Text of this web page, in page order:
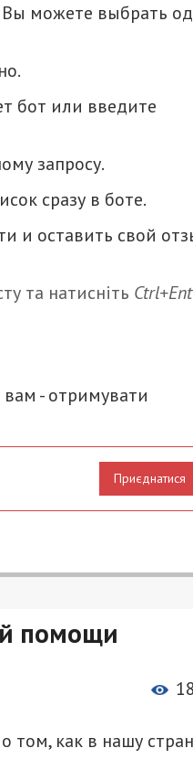
Вы можете выбрать
бот или введите
запросу.
сразу в боте.
и оставить свой
та натисніть
- отримувати
Приєднатися
помощи
том, как в нашу